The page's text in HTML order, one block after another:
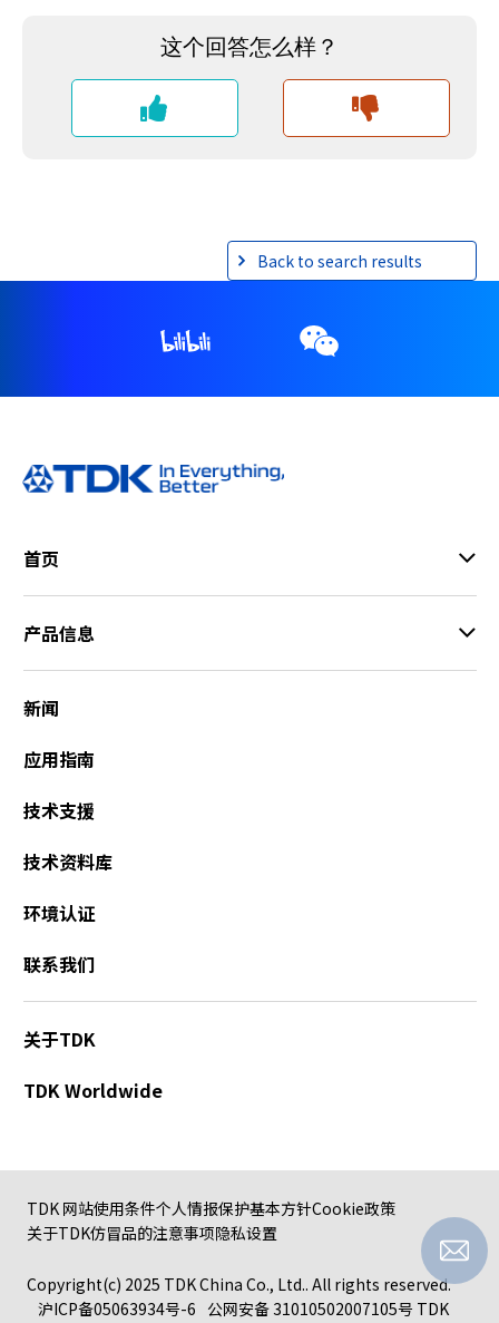
Back to search results
首页
产品信息
新闻
应用指南
技术支援
技术资料库
环境认证
联系我们
关于TDK
TDK Worldwide
TDK 网站使用条件个人情报保护基本方针Cookie政策
关于TDK仿冒品的注意事项隐私设置
Copyright(c) 2025 TDK China Co., Ltd.. All rights reserved.
沪ICP备05063934号-6 公网安备 31010502007105号 TDK